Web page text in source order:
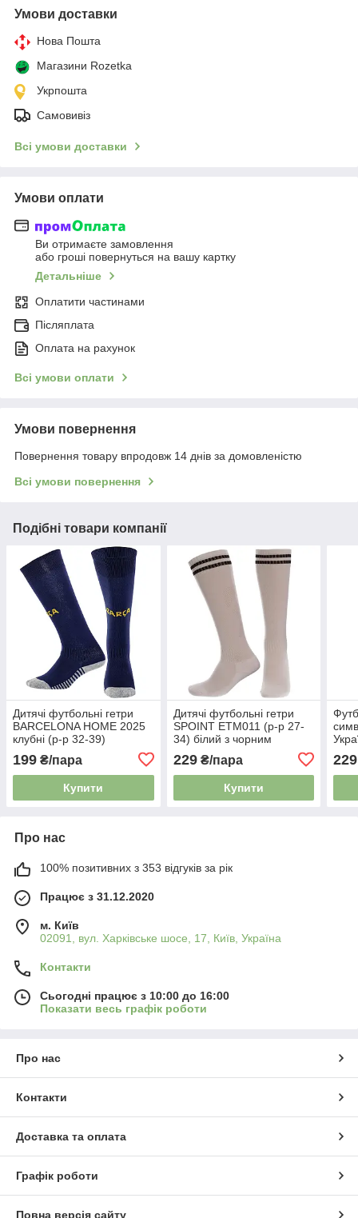
Умови доставки
Нова Пошта
Магазини Rozetka
Укрпошта
Самовивіз
Всі умови доставки
Умови оплати
Ви отримаєте замовлення
або гроші повернуться на вашу картку
Детальніше
Оплатити частинами
Післяплата
Оплата на рахунок
Всі умови оплати
Умови повернення
Повернення товару впродовж 14 днів за домовленістю
Всі умови повернення
Подібні товари компанії
Дитячі футбольні гетри
BARCELONA HOME 2025
клубні (р-р 32-39)
199 ₴/пара
Купити
Дитячі футбольні гетри
SPOINT ETM011 (р-р 27-
34) білий з чорним
229₴/пара
Купити
229
Про нас
100% позитивних з 353 відгуків за рік
Працює з 31.12.2020
м. Київ
02091, вул. Харківське шосе, 17, Київ, Україна
Контакти
Сьогодні працює з 10:00 до 16:00
Показати весь графік роботи
Про нас
Контакти
Доставка та оплата
Графік роботи
Повна версія сайту